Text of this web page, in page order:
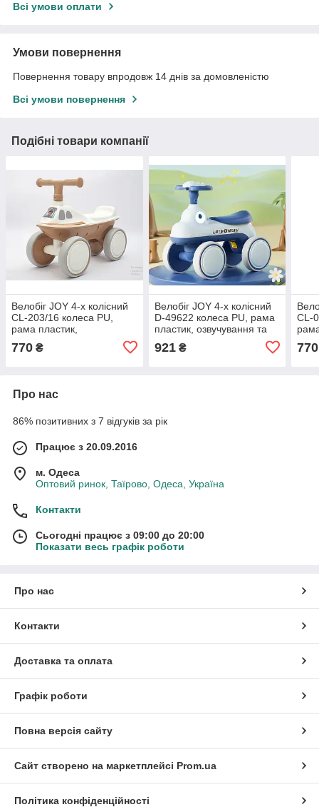
Всі умови оплати
Умови повернення
Повернення товару впродовж 14 днів за домовленістю
Всі умови повернення
Подібні товари компанії
Велобіг JOY 4-х колісний
CL-203/16 колеса PU,
рама пластик,
підсвічування
770 ₴
Велобіг JOY 4-х колісний
D-49622 колеса PU, рама
пластик, озвучування та
921₴
CL-
770
Про нас
86% позитивних з 7 відгуків за рік
Працює з 20.09.2016
м. Одеса
Оптовий ринок, Таїрово, Одеса, Україна
Контакти
Сьогодні працює з 09:00 до 20:00
Показати весь графік роботи
Про нас
Контакти
Доставка та оплата
Графік роботи
Повна версія сайту
Сайт створено на маркетплейсі Prom.ua
Політика конфіденційності